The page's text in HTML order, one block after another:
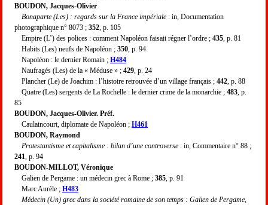
BOUDON, Jacques-Olivier
Bonaparte (Les) : regards sur la France impériale : in, Documentation
photographique n° 8073 ; 352 , p. 105
Empire (L’) des polices : comment Napoléon faisait régner l’ordre ; 435 , p. 81
Habits (Les) neufs de Napoléon ; 350 , p. 94
Napoléon : le dernier Romain ; H484
Naufragés (Les) de la « Méduse » ; 429 , p. 24
Plancher (Le) de Joachim : l’histoire retrouvée d’un village français ; 442 , p. 88
Quatre (Les) sergents de La Rochelle : le dernier crime de la monarchie ; 483 , p.
85
BOUDON, Jacques-Olivier. Préf.
Caulaincourt, diplomate de Napoléon ; H461
BOUDON, Raymond
Protestantisme et capitalisme : bilan d’une controverse : in, Commentaire n° 88 ;
241 , p. 94
BOUDON-MILLOT, Véronique
Galien de Pergame : un médecin grec à Rome ; 385 , p. 91
Marc Aurèle ; H483
Médecin (Un) grec dans la société romaine de son temps : Galien de Pergame,